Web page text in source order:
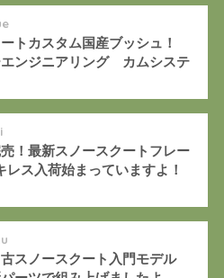
トカスタム国産ブッシュ！
エンジニアリング カムシステ
！最新スノースクートフレー
レス入荷始まっていますよ！
スノースクート入門モデル